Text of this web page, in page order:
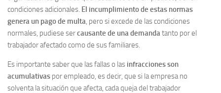
condiciones adicionales. El incumplimiento de estas normas
genera un pago de multa, pero si excede de las condiciones
normales, pudiese sercausante de una demandatanto por el
trabajador afectado como de sus familiares.
Es importante saber que las fallas o las infracciones son
acumulativas por empleado, es decir, que si la empresa no
solventa la situación que afecta, cada queja del trabajador